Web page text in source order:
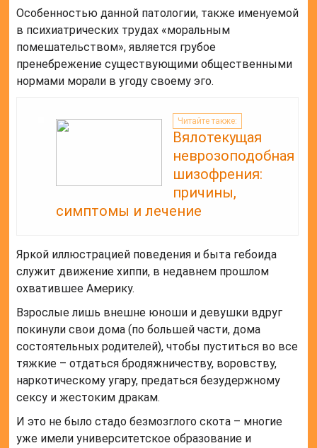
Особенностью данной патологии, также именуемой
в психиатрических трудах «моральным
помешательством», является грубое
пренебрежение существующими общественными
нормами морали в угоду своему эго.
Читайте также:
Вялотекущая
неврозоподобная
шизофрения:
причины,
симптомы и лечение
Яркой иллюстрацией поведения и быта гебоида
служит движение хиппи, в недавнем прошлом
охватившее Америку.
Взрослые лишь внешне юноши и девушки вдруг
покинули свои дома (по большей части, дома
состоятельных родителей), чтобы пуститься во все
тяжкие – отдаться бродяжничеству, воровству,
наркотическому угару, предаться безудержному
сексу и жестоким дракам.
И это не было стадо безмозглого скота – многие
уже имели университетское образование и